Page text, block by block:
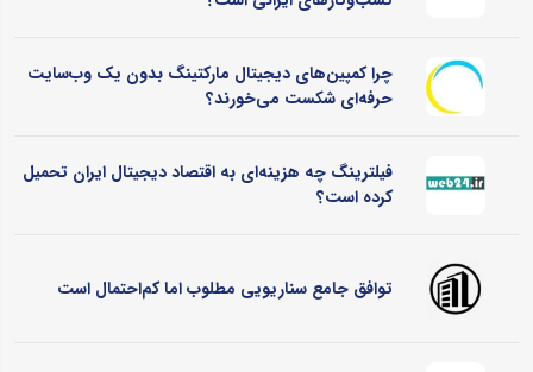
چرا کمپین‌های دیجیتال مارکتینگ بدون یک وب‌سایت
حرفه‌ای شکست می‌خورند؟
فیلترینگ چه هزینه‌ای به اقتصاد دیجیتال ایران تحمیل
کرده است؟
توافق جامع سناریویی مطلوب اما کم‌احتمال است